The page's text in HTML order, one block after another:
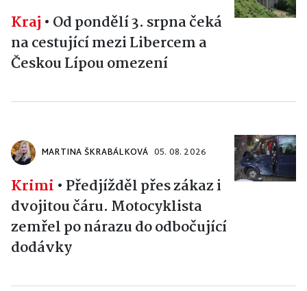
Kraj • Od pondělí 3. srpna čeká
na cestující mezi Libercem a
Českou Lípou omezení
MARTINA ŠKRABÁLKOVÁ 05. 08. 2026
Krimi • Předjížděl přes zákaz i
dvojitou čáru. Motocyklista
zemřel po nárazu do odbočující
dodávky